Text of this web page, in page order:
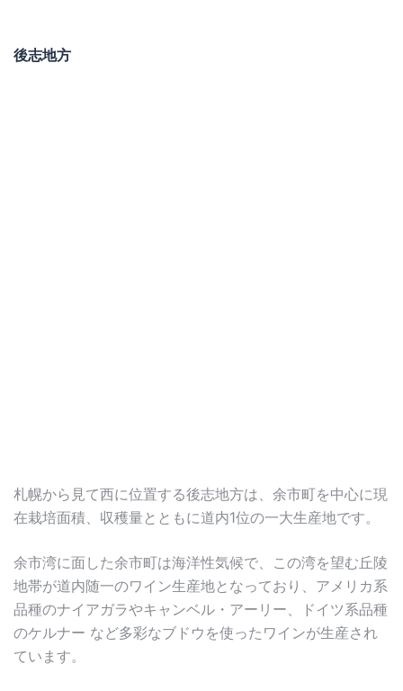
後志地方
札幌から見て西に位置する後志地方は、余市町を中心に現
在栽培面積、収穫量とともに道内1位の一大生産地です。
余市湾に面した余市町は海洋性気候で、この湾を望む丘陵
地帯が道内随一のワイン生産地となっており、アメリカ系
品種のナイアガラやキャンベル・アーリー、ドイツ系品種
のケルナー など多彩なブドウを使ったワインが生産され
ています。